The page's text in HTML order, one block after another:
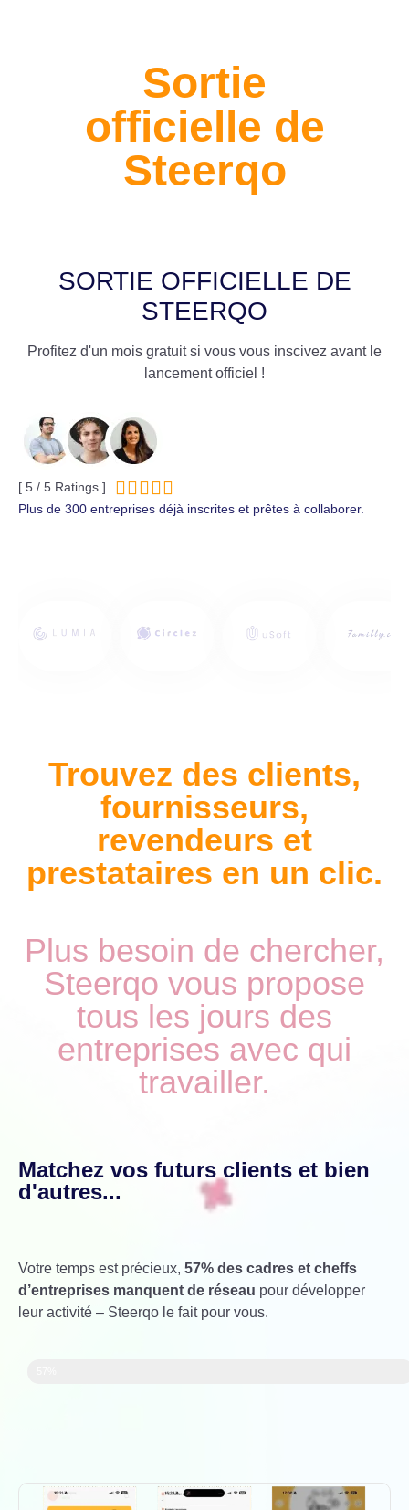
Sortie
officielle de
Steerqo
SORTIE OFFICIELLE DE
STEERQO
Profitez d'un mois gratuit si vous vous inscivez avant le
lancement officiel !
[ 5 / 5 Ratings ] 
Plus de 300 entreprises déjà inscrites et prêtes à collaborer.
Trouvez des clients,
fournisseurs,
revendeurs et
prestataires en un clic.
Plus besoin de chercher,
Steerqo vous propose
tous les jours des
entreprises avec qui
travailler.
Matchez vos futurs clients et bien
d'autres...
Votre temps est précieux, 57% des cadres et cheffs
d’entreprises manquent de réseau pour développer
leur activité – Steerqo le fait pour vous.